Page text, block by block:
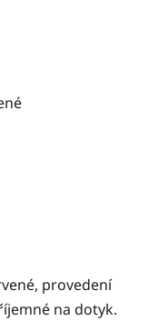
provedení
na dotyk.